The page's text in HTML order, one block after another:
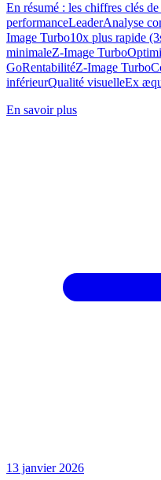
En résumé : les chiffres clés
performanceLeaderAnalyse
Image Turbo10x plus rapide
minimaleZ-Image
GoRentabilitéZ-Image
inférieurQualité visuelleEx
En savoir plus
13 janvier 2026